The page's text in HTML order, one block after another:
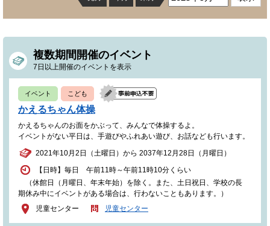
複数期間開催のイベント
7日以上開催のイベントを表示
イベント こども
かえるちゃん体操
かえるちゃんのお面をかぶって、みんなで体操するよ。
イベントがない平日は、手遊びやふれあい遊び、お話なども行います。
2021年10月2日（土曜日）から 2037年12月28日（月曜日）
【日時】毎日 午前11時～午前11時10分くらい
（休館日（月曜日、年末年始）を除く。また、土日祝日、学校の長
期休み中にイベントがある場合は、行わないこともあります。）
児童センター
児童センター